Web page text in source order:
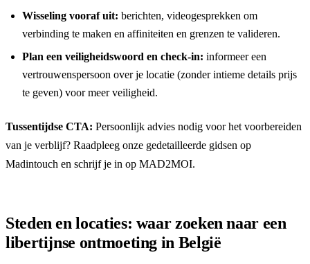
Wisseling vooraf uit: berichten, videogesprekken om
verbinding te maken en affiniteiten en grenzen te valideren.
Plan een veiligheidswoord en check-in: informeer een
vertrouwenspersoon over je locatie (zonder intieme details prijs
te geven) voor meer veiligheid.
Tussentijdse CTA: Persoonlijk advies nodig voor het voorbereiden
van je verblijf? Raadpleeg onze gedetailleerde gidsen op
Madintouch en schrijf je in op MAD2MOI.
Steden en locaties: waar zoeken naar een
libertijnse ontmoeting in België